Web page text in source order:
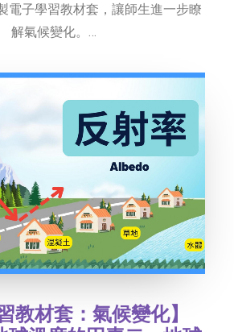
電子學習教材套，讓師生進一步瞭
解氣候變化。…
教材套：氣候變化】